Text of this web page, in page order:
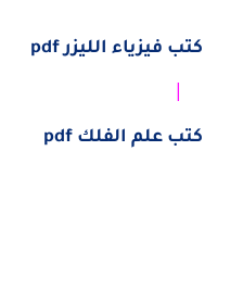
كتب فيزياء الليزر pdf
|
كتب علم الفلك pdf